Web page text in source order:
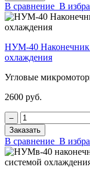
В сравнение В
НУМ-40 Наконечник
охлаждения
Угловые
2600 руб.
‒
Заказать
В сравнение В